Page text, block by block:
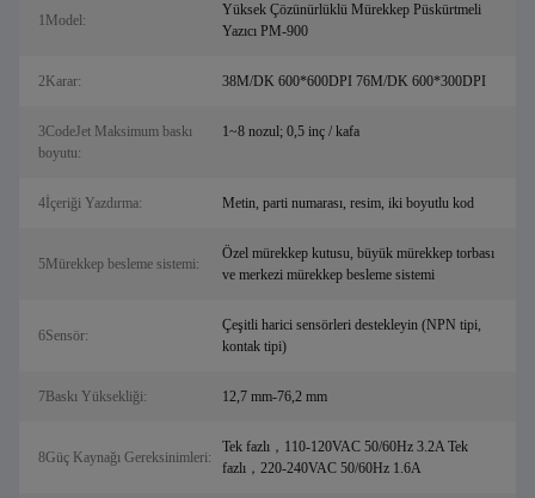
1Model:
Yüksek Çözünürlüklü Mürekkep Püskürtmeli
Yazıcı PM-900
2Karar: 38M/DK 600*600DPI 76M/DK 600*300DPI
3CodeJet Maksimum baskı
boyutu:
1~8 nozul; 0,5 inç / kafa
4İçeriği Yazdırma: Metin, parti numarası, resim, iki boyutlu kod
5Mürekkep besleme sistemi:
Özel mürekkep kutusu, büyük mürekkep torbası
ve merkezi mürekkep besleme sistemi
6Sensör:
Çeşitli harici sensörleri destekleyin (NPN tipi,
kontak tipi)
7Baskı Yüksekliği: 12,7 mm-76,2 mm
8Güç Kaynağı Gereksinimleri:
Tek fazlı，110-120VAC 50/60Hz 3.2A Tek
fazlı，220-240VAC 50/60Hz 1.6A